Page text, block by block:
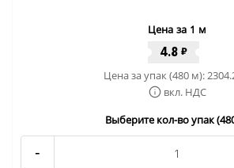
Цена за 1 м
4.8 ₽
Цена за упак (480 м):
вкл. НДС
Выберите кол-во упак
-